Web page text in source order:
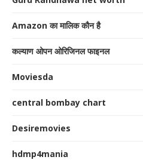
Amazon का मालिक कौन है
कल्याण ओपन ओरिजिनल फाइनल
Moviesda
central bombay chart
Desiremovies
hdmp4mania